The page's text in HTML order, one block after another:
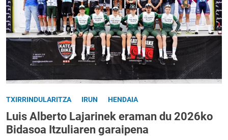
TXIRRINDULARITZA IRUN HENDAIA
Luis Alberto Lajarinek eraman du 2026ko
Bidasoa Itzuliaren garaipena